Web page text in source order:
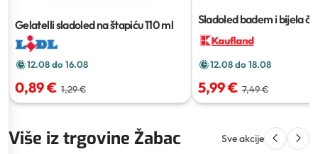
Gelatelli sladoled na štapiću110 ml
12.08 do 16.08
0,89 € 1,29 €
Sladoled badem i bijela
pakiranje
12.08 do 18.08
5,99 € 7,49 €
Više iz trgovine Žabac Sve akcije